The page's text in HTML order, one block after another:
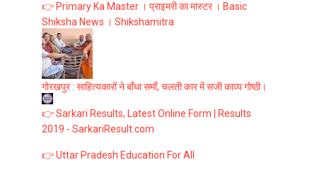
👉 Primary Ka Master । प्राइमरी का मास्टर । Basic
Shiksha News । Shikshamitra
गोरखपुर : साहित्यकारों ने बाँधा समाँ, चलती कार में सजी काव्य गोष्ठी।
👉 Sarkari Results, Latest Online Form | Results
2019 - SarkariResult.com
👉 Uttar Pradesh Education For All